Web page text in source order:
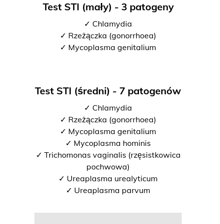
Test STI (mały) - 3 patogeny
✓ Chlamydia
✓ Rzeżączka (gonorrhoea)
✓ Mycoplasma genitalium
Test STI (średni) - 7 patogenów
✓ Chlamydia
✓ Rzeżączka (gonorrhoea)
✓ Mycoplasma genitalium
✓ Mycoplasma hominis
✓ Trichomonas vaginalis (rzęsistkowica
pochwowa)
✓ Ureaplasma urealyticum
✓ Ureaplasma parvum